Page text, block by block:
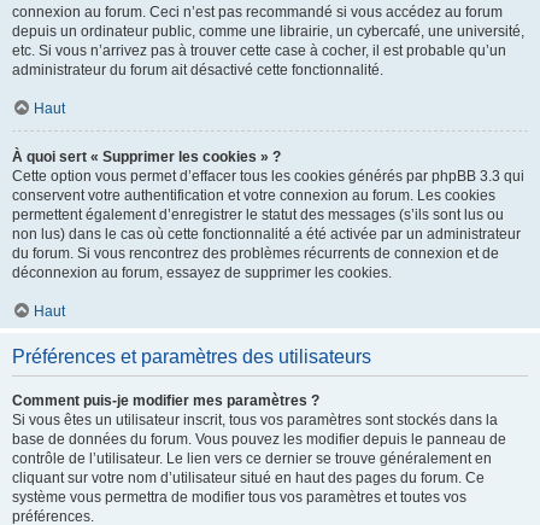
connexion au forum. Ceci n’est pas recommandé si vous accédez au forum
depuis un ordinateur public, comme une librairie, un cybercafé, une université,
etc. Si vous n’arrivez pas à trouver cette case à cocher, il est probable qu’un
administrateur du forum ait désactivé cette fonctionnalité.
Haut
À quoi sert « Supprimer les cookies » ?
Cette option vous permet d’effacer tous les cookies générés par phpBB 3.3 qui
conservent votre authentification et votre connexion au forum. Les cookies
permettent également d’enregistrer le statut des messages (s’ils sont lus ou
non lus) dans le cas où cette fonctionnalité a été activée par un administrateur
du forum. Si vous rencontrez des problèmes récurrents de connexion et de
déconnexion au forum, essayez de supprimer les cookies.
Haut
Préférences et paramètres des utilisateurs
Comment puis-je modifier mes paramètres ?
Si vous êtes un utilisateur inscrit, tous vos paramètres sont stockés dans la
base de données du forum. Vous pouvez les modifier depuis le panneau de
contrôle de l’utilisateur. Le lien vers ce dernier se trouve généralement en
cliquant sur votre nom d’utilisateur situé en haut des pages du forum. Ce
système vous permettra de modifier tous vos paramètres et toutes vos
préférences.